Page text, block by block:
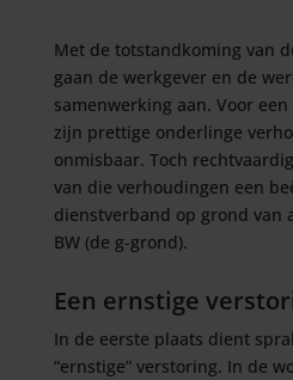
Met de totstandkoming van
gaan de werkgever en de
samenwerking aan. Voor
zijn prettige onderlinge
onmisbaar. Toch
van die verhoudingen een
dienstverband op grond van
BW (de g-grond).
Een ernstige
In de eerste plaats dient
“ernstige” verstoring. In de